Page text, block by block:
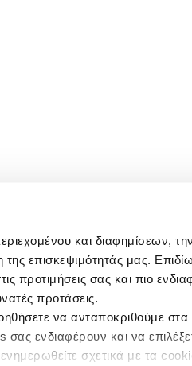
και διαφημίσεων,
επισκεψιμότητάς μας.
προτιμήσεις σας και πιο
προτάσεις.
να ανταποκριθούμε
σας ενδιαφέρουν και να
ενημερωθείτε σχετικά με τα